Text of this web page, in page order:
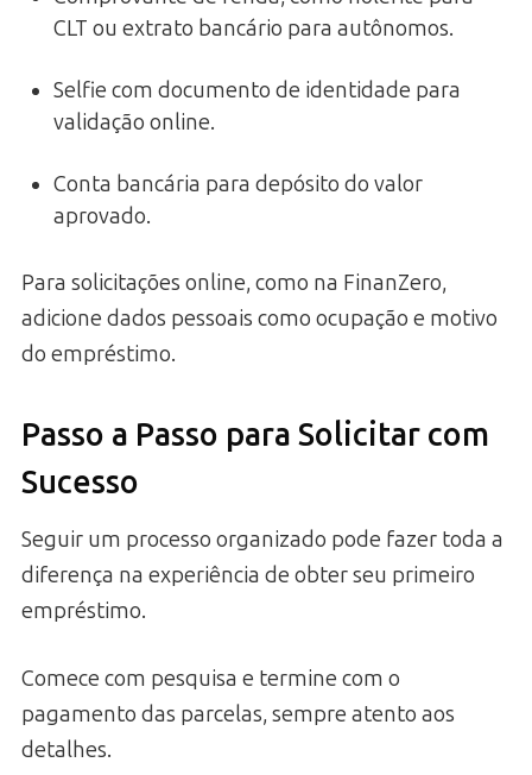
CLT ou extrato bancário para autônomos.
Selfie com documento de identidade para
validação online.
Conta bancária para depósito do valor
aprovado.
Para solicitações online, como na FinanZero,
adicione dados pessoais como ocupação e motivo
do empréstimo.
Passo a Passo para Solicitar com
Sucesso
Seguir um processo organizado pode fazer toda a
diferença na experiência de obter seu primeiro
empréstimo.
Comece com pesquisa e termine com o
pagamento das parcelas, sempre atento aos
detalhes.